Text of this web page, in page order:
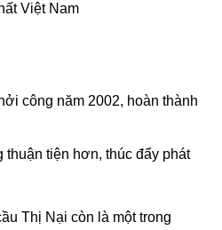
Việt Nam
công năm 2002, hoàn thành
thuận tiện hơn, thúc đẩy phát
Thị Nại còn là một trong